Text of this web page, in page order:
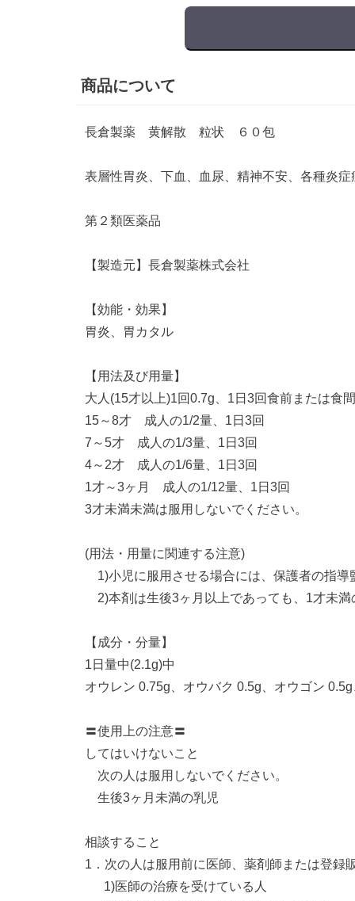
商品について
長倉製薬 黄解散 粒状 ６０包
表層性胃炎、下血、血尿、精神不安、各種炎症
第２類医薬品
【製造元】長倉製薬株式会社
【効能・効果】
胃炎、胃カタル
【用法及び用量】
大人(15才以上)1回0.7g、1日3回食前または食
15～8才 成人の1/2量、1日3回
7～5才 成人の1/3量、1日3回
4～2才 成人の1/6量、1日3回
1才～3ヶ月 成人の1/12量、1日3回
3才未満未満は服用しないでください。
(用法・用量に関連する注意)
1)小児に服用させる場合には、保護者の指導
2)本剤は生後3ヶ月以上であっても、1才未
【成分・分量】
1日量中(2.1g)中
オウレン 0.75g、オウバク 0.5g、オウゴン
〓使用上の注意〓
してはいけないこと
次の人は服用しないでください。
生後3ヶ月未満の乳児
相談すること
1．次の人は服用前に医師、薬剤師または登録
1)医師の治療を受けている人